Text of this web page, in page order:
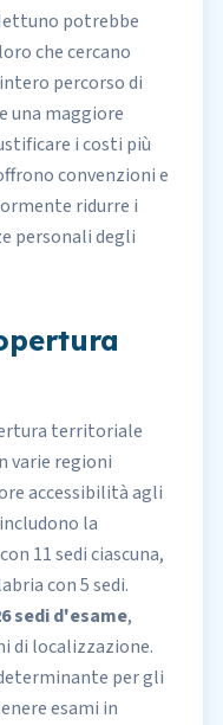
potrebbe
che cercano
percorso di
una maggiore
i costi più
convenzioni e
ridurre i
personali degli
territoriale
varie regioni
accessibilità agli
la
11 sedi ciascuna,
con 5 sedi.
sedi d'esame,
di localizzazione.
per gli
esami in